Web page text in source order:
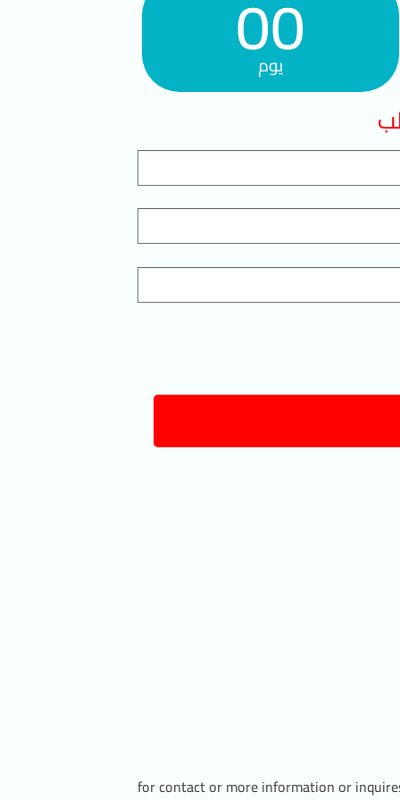
00
يوم
for contact or more information or